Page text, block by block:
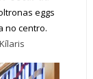
eggs
no centro.